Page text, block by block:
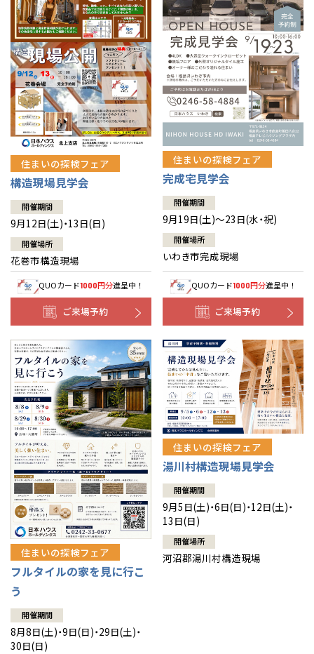
住まいの探検フェア
構造現場見学会
開催期間
9月12日(土)・13日(日)
開催場所
花巻市構造現場
QUOカード1000円分進呈中！
ご来場予約
住まいの探検フェア
完成宅見学会
開催期間
9月19日(土)～23日(水・祝)
開催場所
いわき市完成現場
QUOカード1000円分進呈中！
ご来場予約
住まいの探検フェア
フルタイルの家を見に行こ
う
開催期間
8月8日(土)・9日(日)・29日(土)・
30日(日)
住まいの探検フェア
湯川村構造現場見学会
開催期間
9月5日(土)・6日(日)・12日(土)・
13日(日)
開催場所
河沼郡湯川村構造現場